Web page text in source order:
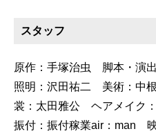
スタッフ
原作：手塚治虫 脚本・演
照明：沢田祐二 美術：中
裳：太田雅公 ヘアメイク
振付：振付稼業air：man